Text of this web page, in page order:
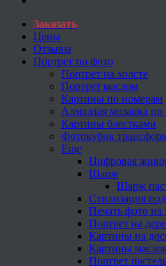
Заказать
Цены
Отзывы
Портрет по фото
Портрет на холсте
Портрет маслом
Картины по номерам
Алмазная мозаика по
Картины блестками
Фотокубик
Еще
Цифровая
Шарж
Шарж
Стилизация
Печать фото на
Портрет на
Картины на
Картины
Портрет